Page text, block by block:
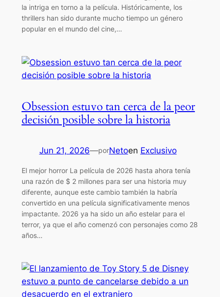
la intriga en torno a la película. Históricamente, los
thrillers han sido durante mucho tiempo un género
popular en el mundo del cine,…
Obsession estuvo tan cerca de la peor
decisión posible sobre la historia
Jun 21, 2026—porNetoen Exclusivo
El mejor horror La película de 2026 hasta ahora tenía
una razón de $ 2 millones para ser una historia muy
diferente, aunque este cambio también la habría
convertido en una película significativamente menos
impactante. 2026 ya ha sido un año estelar para el
terror, ya que el año comenzó con personajes como 28
años…